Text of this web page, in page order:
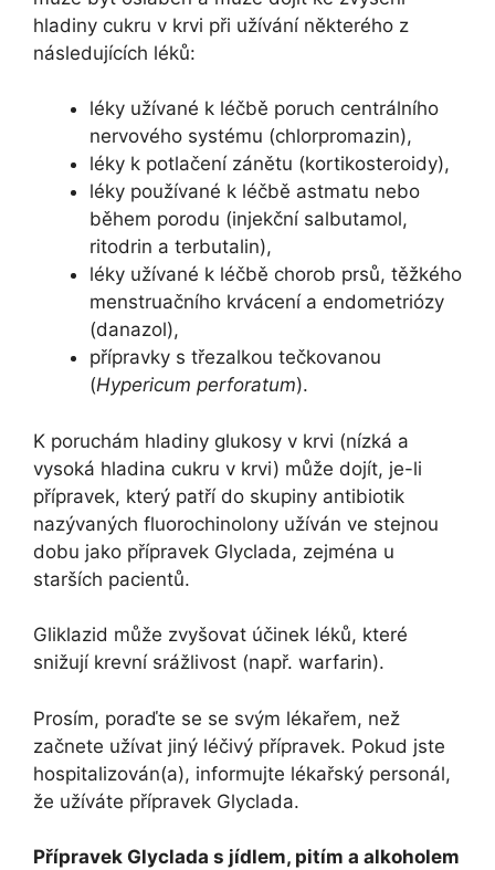
hladiny cukru v krvi při užívání některého z
následujících léků:
léky užívané k léčbě poruch centrálního
nervového systému (chlorpromazin),
léky k potlačení zánětu (kortikosteroidy),
léky používané k léčbě astmatu nebo
během porodu (injekční salbutamol,
ritodrin a terbutalin),
léky užívané k léčbě chorob prsů, těžkého
menstruačního krvácení a endometriózy
(danazol),
přípravky s třezalkou tečkovanou
(Hypericum perforatum).
K poruchám hladiny glukosy v krvi (nízká a
vysoká hladina cukru v krvi) může dojít, je-li
přípravek, který patří do skupiny antibiotik
nazývaných fluorochinolony užíván ve stejnou
dobu jako přípravek Glyclada, zejména u
starších pacientů.
Gliklazid může zvyšovat účinek léků, které
snižují krevní srážlivost (např. warfarin).
Prosím, poraďte se se svým lékařem, než
začnete užívat jiný léčivý přípravek. Pokud jste
hospitalizován(a), informujte lékařský personál,
že užíváte přípravek Glyclada.
Přípravek Glyclada s jídlem, pitím a alkoholem